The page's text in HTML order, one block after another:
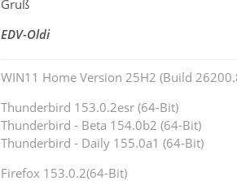
Gruß
EDV-Oldi
WIN11 Home Version 25H2 (Build
Thunderbird 153.0.2esr (64-Bit)
Thunderbird - Beta 154.0b2 (64-Bit)
Thunderbird - Daily 155.0a1 (64-Bit)
Firefox 153.0.2(64-Bit)